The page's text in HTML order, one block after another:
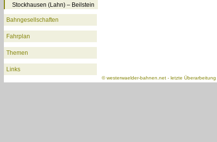
Stockhausen (Lahn) – Beilstein
Bahngesellschaften
Fahrplan
Themen
Links
©westerwaelder-bahnen.net - letzte